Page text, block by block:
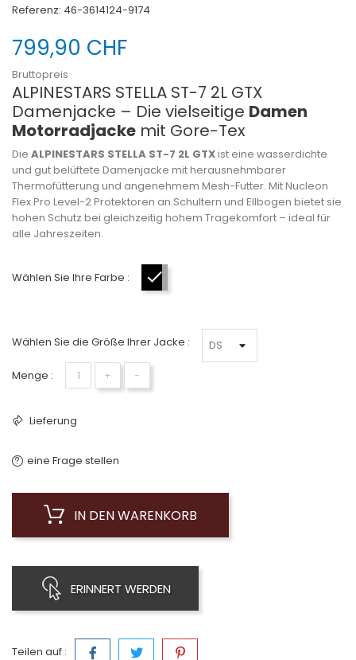
Referenz: 46-3614124-9174
799,90 CHF
Bruttopreis
ALPINESTARS STELLA ST-7 2L GTX
Damenjacke – Die vielseitige Damen
Motorradjacke mit Gore-Tex
Die ALPINESTARS STELLA ST-7 2L GTXist eine wasserdichte
und gut belüftete Damenjacke mit herausnehmbarer
Thermofütterung und angenehmem Mesh-Futter. Mit Nucleon
Flex Pro Level-2 Protektoren an Schultern und Ellbogen bietet sie
hohen Schutz bei gleichzeitig hohem Tragekomfort – ideal für
alle Jahreszeiten.
Wählen Sie Ihre Farbe :
Wählen Sie die Größe Ihrer Jacke :
Menge : + −
Lieferung
eine Frage stellen
IN DEN WARENKORB
ERINNERT WERDEN
Teilen auf :